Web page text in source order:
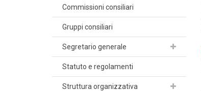
Commissioni consiliari
Gruppi consiliari
Segretario generale
Statuto e regolamenti
Struttura organizzativa